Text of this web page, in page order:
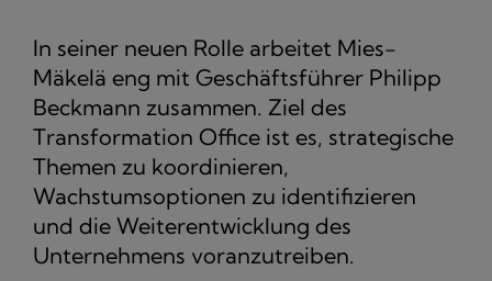
In seiner neuen Rolle arbeitet Mies-
Mäkelä eng mit Geschäftsführer Philipp
Beckmann zusammen. Ziel des
Transformation Office ist es, strategische
Themen zu koordinieren,
Wachstumsoptionen zu identifizieren
und die Weiterentwicklung des
Unternehmens voranzutreiben.